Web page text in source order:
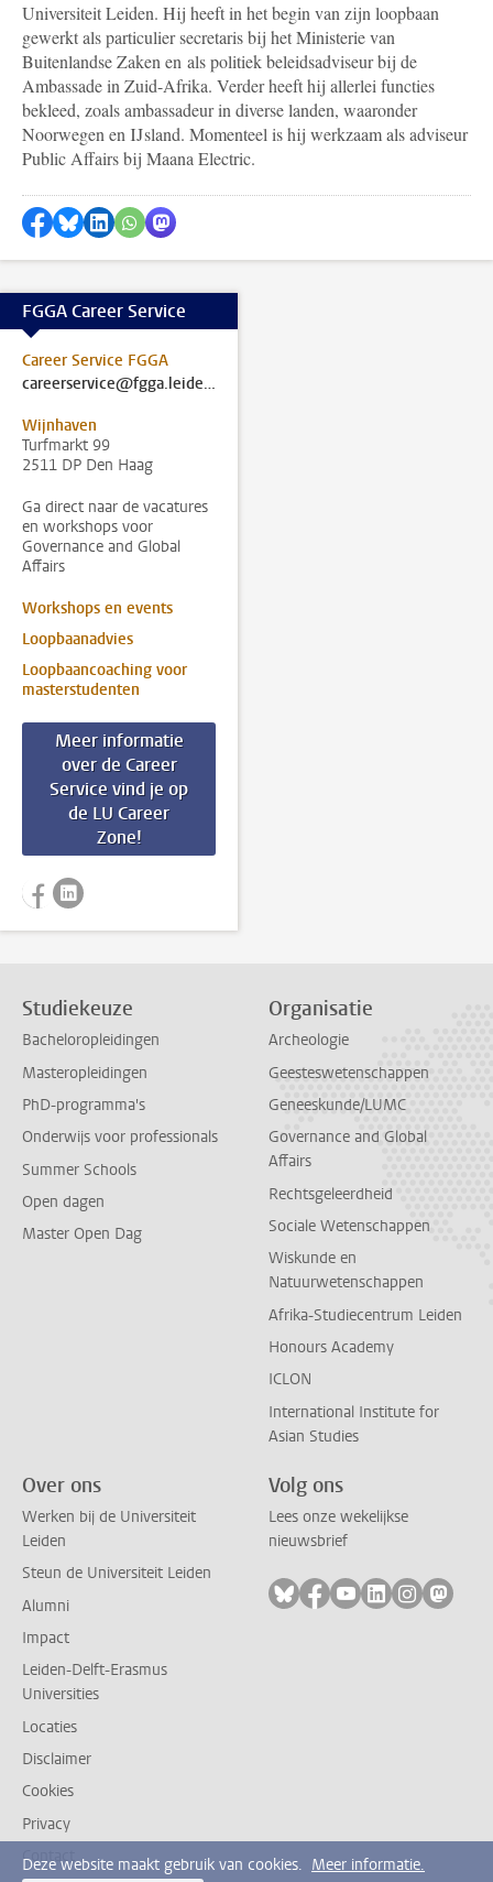
Universiteit Leiden. Hij heeft in het begin van zijn loopbaan
gewerkt als particulier secretaris bij het Ministerie van
Buitenlandse Zaken en als politiek beleidsadviseur bij de
Ambassade in Zuid-Afrika. Verder heeft hij allerlei functies
bekleed, zoals ambassadeur in diverse landen, waaronder
Noorwegen en IJsland. Momenteel is hij werkzaam als adviseur
Public Affairs bij Maana Electric.
Delen op Facebook
Delen via Bluesky
Delen op LinkedIn
Delen via WhatsApp
Delen via Mastodon
FGGA Career Service
Career Service FGGA
careerservice@fgga.leidenuniv.nl
Wijnhaven
Turfmarkt 99
2511 DP Den Haag
Ga direct naar de vacatures
en workshops voor
Governance and Global
Affairs
Workshops en events
Loopbaanadvies
Loopbaancoaching voor
masterstudenten
Meer informatie
over de Career
Service vind je op
de LU Career
Zone!
Volg ons op facebook
Volg ons op linkedin
Studiekeuze
Bacheloropleidingen
Masteropleidingen
PhD-programma's
Onderwijs voor professionals
Summer Schools
Open dagen
Master Open Dag
Organisatie
Archeologie
Geesteswetenschappen
Geneeskunde/LUMC
Governance and Global
Affairs
Rechtsgeleerdheid
Sociale Wetenschappen
Wiskunde en
Natuurwetenschappen
Afrika-Studiecentrum Leiden
Honours Academy
ICLON
International Institute for
Asian Studies
Over ons
Werken bij de Universiteit
Leiden
Steun de Universiteit Leiden
Alumni
Impact
Leiden-Delft-Erasmus
Universities
Locaties
Disclaimer
Cookies
Privacy
Contact
Volg ons
Lees onze wekelijkse
nieuwsbrief
Volg ons op bluesky
Volg ons op facebook
Volg ons op
Volg ons op
Volg ons
Volg
Deze website maakt gebruik van cookies. Meer informatie.